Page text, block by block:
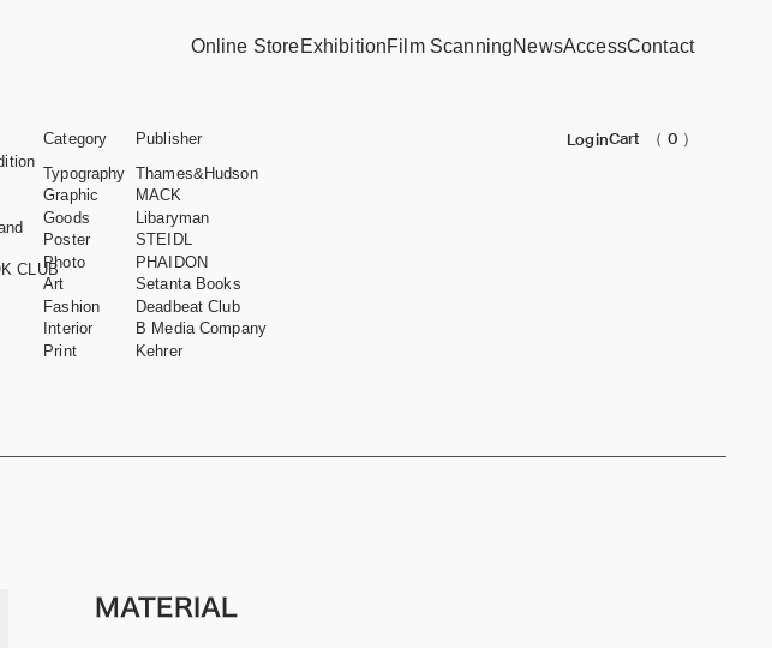
Online StoreExhibitionFilm ScanningNewsAccessContact
LoginCart （ 0 ）
CLUB
Category
Typography
Graphic
Goods
Poster
Photo
Art
Fashion
Interior
Print
Publisher
Thames&Hudson
MACK
Libaryman
STEIDL
PHAIDON
Setanta Books
Deadbeat Club
B Media Company
Kehrer
MATERIAL